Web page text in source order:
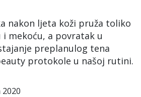
nakon ljeta koži pruža toliko
mekoću, a povratak u
preplanulog tena
protokole u našoj rutini.